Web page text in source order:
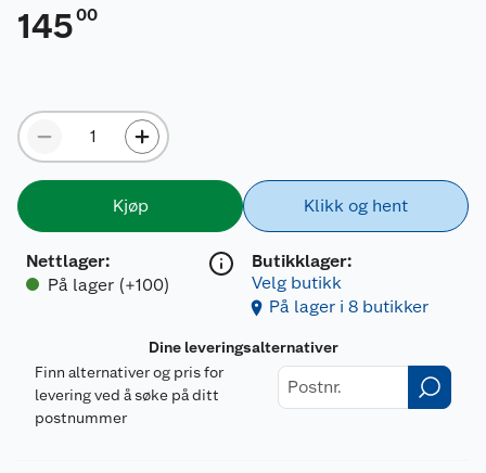
14500
Kjøp
Nettlager:
På lager (+100)
Klikk og hent
Butikklager:
Velg butikk
På lager i 8 butikker
Dine leveringsalternativer
Finn alternativer og pris for
levering ved å søke på ditt
postnummer